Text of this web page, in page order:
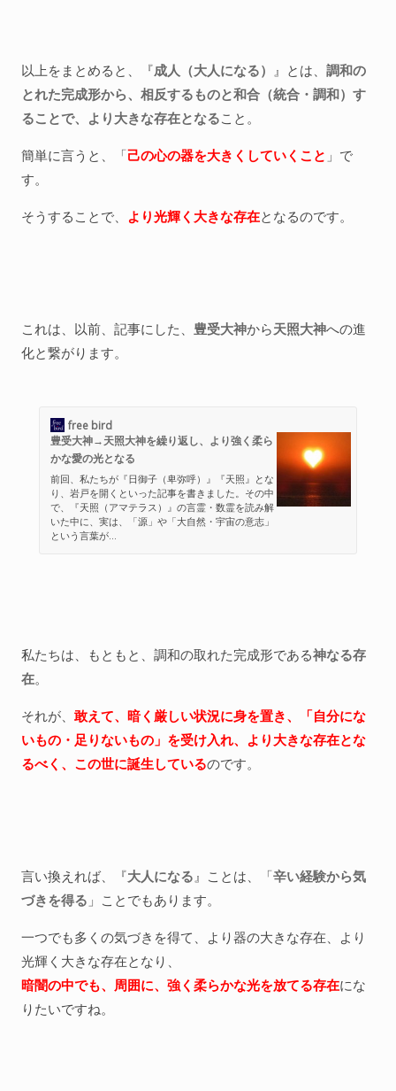
以上をまとめると、『成人（大人になる） 』とは、 調和の
とれた完成形から、相反するものと和合（統合・調和）す
ることで、より大きな存在となること。
簡単に言うと、「己の心の器を大きくしていくこと 」で
す。
そうすることで、 より光輝く大きな存在となるのです。
これは、以前、記事にした、 豊受大神から天照大神への進
化と繋がります。
free bird
豊受大神→天照大神を繰り返し、より強く柔ら
かな愛の光となる
前回、私たちが『日御子（卑弥呼）』『天照』とな
り、岩戸を開くといった記事を書きました。その中
で、『天照（アマテラス）』の言霊・数霊を読み解
いた中に、実は、「源」や「大自然・宇宙の意志」
という言葉が...
私たちは、もともと、調和の取れた完成形である神なる存
在。
それが、 敢えて、暗く厳しい状況に身を置き、「自分にな
いもの・足りないもの」を受け入れ、より大きな存在とな
るべく、この世に誕生しているのです。
言い換えれば、『大人になる』ことは、「辛い経験から気
づきを得る 」ことでもあります。
一つでも多くの気づきを得て、より器の大きな存在、より
光輝く大きな存在となり、
暗闇の中でも、周囲に、強く柔らかな光を放てる存在にな
りたいですね。